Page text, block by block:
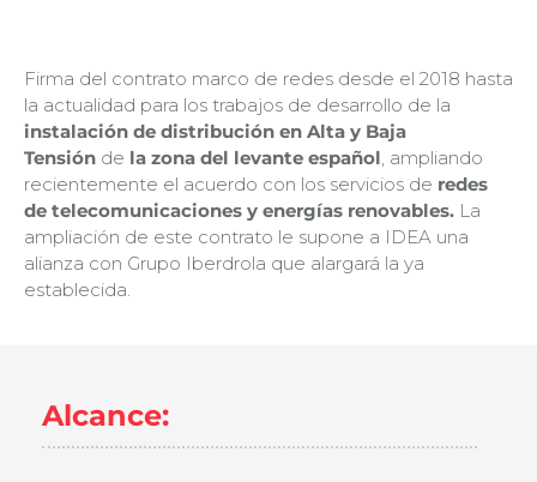
Firma del contrato marco de redes desde el 2018 hasta
la actualidad para los trabajos de desarrollo de la
instalación de distribución en Alta y Baja
Tensión de la zona del levante español , ampliando
recientemente el acuerdo con los servicios de redes
de telecomunicaciones y energías renovables. La
ampliación de este contrato le supone a IDEA una
alianza con Grupo Iberdrola que alargará la ya
establecida.
Alcance: